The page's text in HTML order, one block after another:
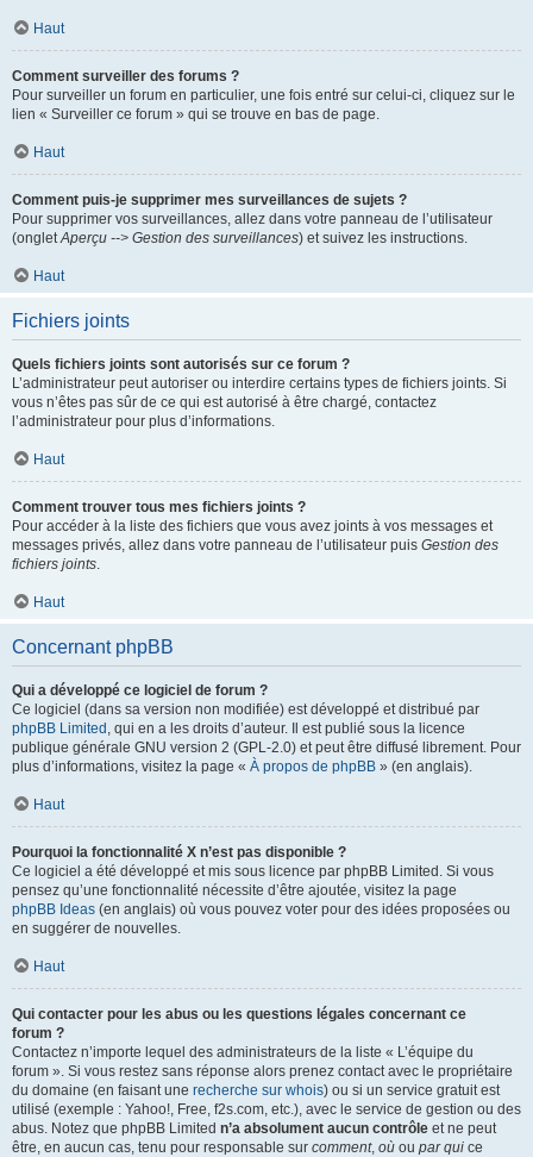
Haut
Comment surveiller des forums ?
Pour surveiller un forum en particulier, une fois entré sur celui-ci, cliquez sur le
lien « Surveiller ce forum » qui se trouve en bas de page.
Haut
Comment puis-je supprimer mes surveillances de sujets ?
Pour supprimer vos surveillances, allez dans votre panneau de l’utilisateur
(ongletAperçu --> Gestion des surveillances) et suivez les instructions.
Haut
Fichiers joints
Quels fichiers joints sont autorisés sur ce forum ?
L’administrateur peut autoriser ou interdire certains types de fichiers joints. Si
vous n’êtes pas sûr de ce qui est autorisé à être chargé, contactez
l’administrateur pour plus d’informations.
Haut
Comment trouver tous mes fichiers joints ?
Pour accéder à la liste des fichiers que vous avez joints à vos messages et
messages privés, allez dans votre panneau de l’utilisateur puis Gestion des
fichiers joints.
Haut
Concernant phpBB
Qui a développé ce logiciel de forum ?
Ce logiciel (dans sa version non modifiée) est développé et distribué par
phpBB Limited , qui en a les droits d’auteur. Il est publié sous la licence
publique générale GNU version 2 (GPL-2.0) et peut être diffusé librement. Pour
plus d’informations, visitez la page « À propos de phpBB » (en anglais).
Haut
Pourquoi la fonctionnalité X n’est pas disponible ?
Ce logiciel a été développé et mis sous licence par phpBB Limited. Si vous
pensez qu’une fonctionnalité nécessite d’être ajoutée, visitez la page
phpBB Ideas (en anglais) où vous pouvez voter pour des idées proposées ou
en suggérer de nouvelles.
Haut
Qui contacter pour les abus ou les questions légales concernant ce
forum ?
Contactez n’importe lequel des administrateurs de la liste « L’équipe du
forum ». Si vous restez sans réponse alors prenez contact avec le propriétaire
du domaine (en faisant une recherche sur whois) ou si un service gratuit est
utilisé (exemple : Yahoo!, Free, f2s.com, etc.), avec le service de gestion ou des
abus. Notez que phpBB Limited n’a absolument aucun contrôle et ne peut
être, en aucun cas, tenu pour responsable sur comment, où ou par qui ce